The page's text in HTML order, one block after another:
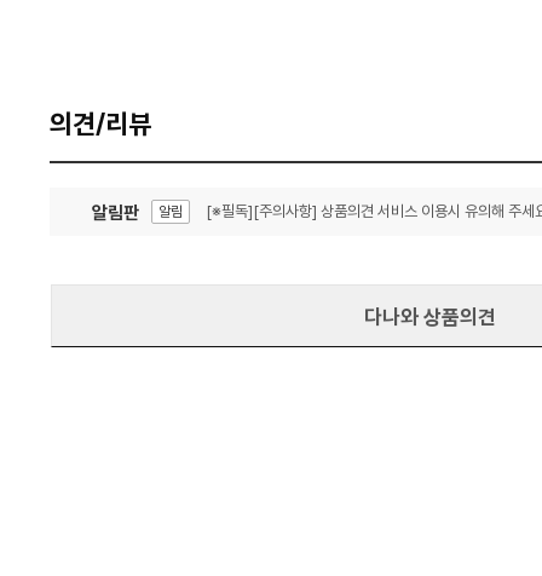
의견/리뷰
알림판 알림 [※필독][주의사항] 상품의견 서비스 이용시 유의해 주세
다나와 상품의견